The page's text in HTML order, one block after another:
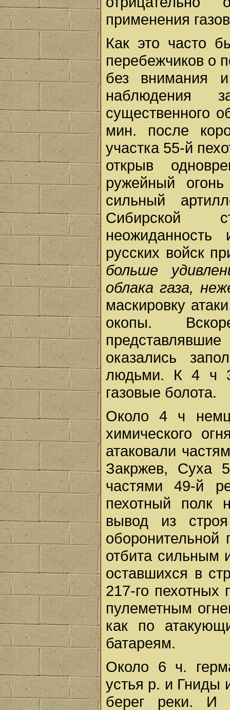
применения
Как это часто
перебежчиков о
без внимания
наблюдения
существенного
мин. после
участка 55-й
открыв
ружейный
сильный
Сибирской
неожиданность
русских войск
больше
облака газа,
маскировку
окопы.
оказались
людьми. К 4 ч
газовые болота.
Около 4 ч
химического
атаковали
Закржев, Суха
частями 49-й
пехотный полк
вывод из
отбита сильным
оставшихся в
217-го
пулеметным
как по
батареям.
Около 6 ч.
устья р. и Гниды
берег реки. И